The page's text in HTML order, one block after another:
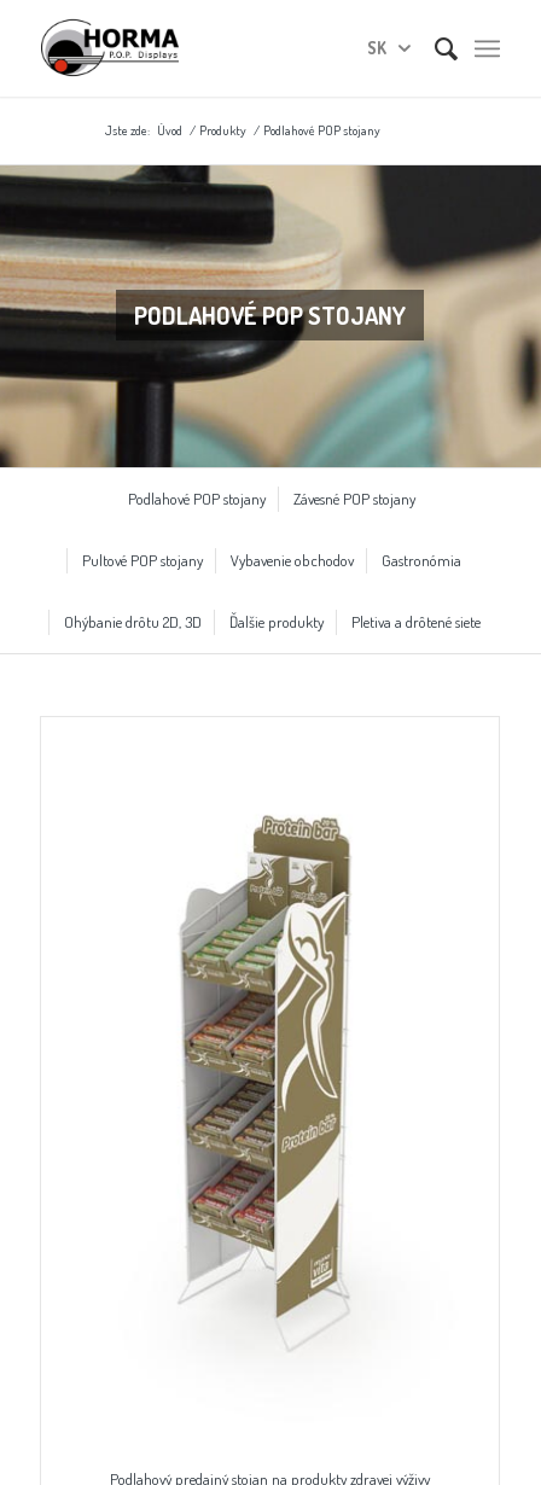
SK
Jste zde: Úvod / Produkty / Podlahové POP stojany
PODLAHOVÉ POP STOJANY
Podlahové POP stojany Závesné POP stojany
Pultové POP stojany Vybavenie obchodov Gastronómia
Ohýbanie drôtu 2D, 3D Ďalšie produkty Pletiva a drôtené siete
Podlahový predajný stojan na produkty zdravej výživy